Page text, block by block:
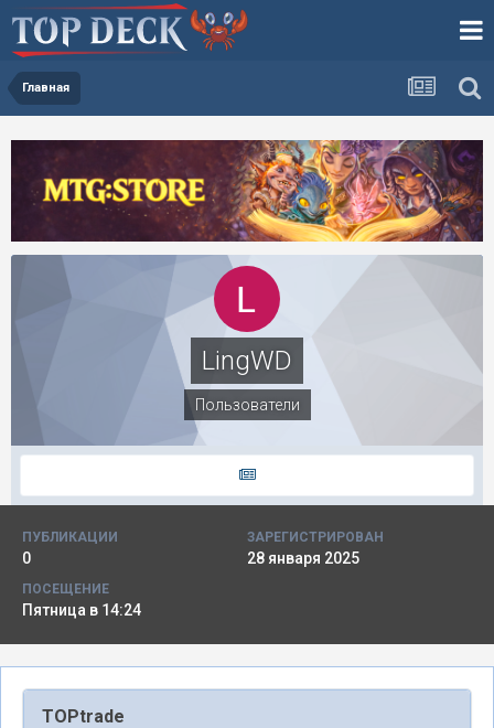
Главная
LingWD
Пользователи
ПУБЛИКАЦИИ
0
ЗАРЕГИСТРИРОВАН
28 января 2025
ПОСЕЩЕНИЕ
Пятница в 14:24
TOPtrade